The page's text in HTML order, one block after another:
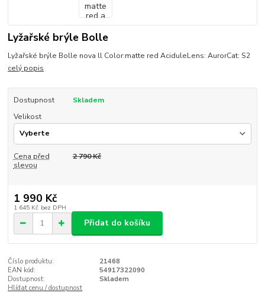
Lyžařské brýle Bolle
Lyžařské brýle Bolle nova ll Color:matte red AciduleLens: AurorCat: S2
celý popis
Dostupnost
Skladem
Velikost
Cena před
slevou
2 790 Kč
1 990 Kč
1 645 Kč bez DPH
Přidat do košíku
Číslo produktu:
21468
EAN kód:
54917322090
Dostupnost:
Skladem
Hlídat cenu / dostupnost